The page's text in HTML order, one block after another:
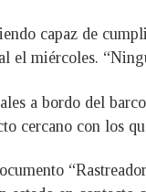
capaz de
el miércoles.
a bordo del
cercano con los